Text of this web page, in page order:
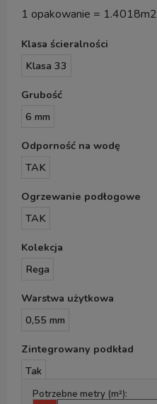
1 opakowanie = 1.4018m2
Klasa ścieralności
Klasa 33
Grubość
6 mm
Odporność na wodę
TAK
Ogrzewanie podłogowe
TAK
Kolekcja
Rega
Warstwa użytkowa
0,55 mm
Zintegrowany podkład
Tak
Potrzebne metry (m²):